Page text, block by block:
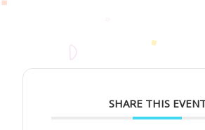
SHARE THIS